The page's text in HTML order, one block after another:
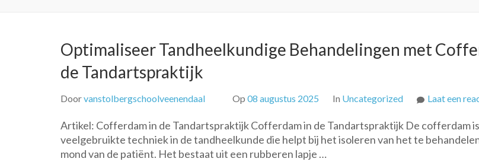
Optimaliseer Tandheelkundige Behandelingen met
de Tandartspraktijk
Doorvanstolbergschoolveenendaal Op 08 augustus 2025 In Uncategorized Laat een
Artikel: Cofferdam in de Tandartspraktijk Cofferdam in de Tandartspraktijk De cofferdam
veelgebruikte techniek in de tandheelkunde die helpt bij het isoleren van het te
mond van de patiënt. Het bestaat uit een rubberen lapje …